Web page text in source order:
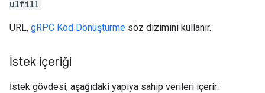
ulfill
URL, gRPC Kod Dönüştürme söz dizimini kullanır.
İstek içeriği
İstek gövdesi, aşağıdaki yapıya sahip verileri içerir: